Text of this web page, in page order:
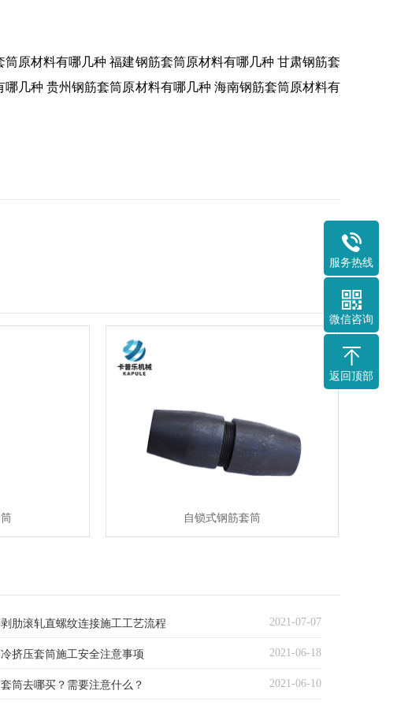
筒原材料有哪几种 福建钢筋套筒原材料有哪几种 甘肃钢筋套
哪几种 贵州钢筋套筒原材料有哪几种 海南钢筋套筒原材料有
自锁式钢筋套筒
2021-07-07
肋滚轧直螺纹连接施工工艺流程
2021-06-18
挤压套筒施工安全注意事项
2021-06-10
筒去哪买？需要注意什么？
服务热线
微信咨询
返回顶部